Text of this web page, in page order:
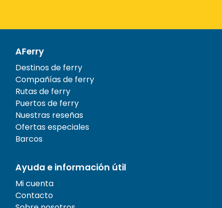
AFerry
Destinos de ferry
Compañías de ferry
Rutas de ferry
Puertos de ferry
Nuestras reseñas
Ofertas especiales
Barcos
Ayuda e información útil
Mi cuenta
Contacto